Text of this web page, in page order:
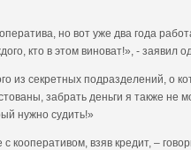
но вот уже два года
кто в этом виноват!», -
из секретных подразделений, о
забрать деньги я также
нужно судить!»
взяв кредит, –